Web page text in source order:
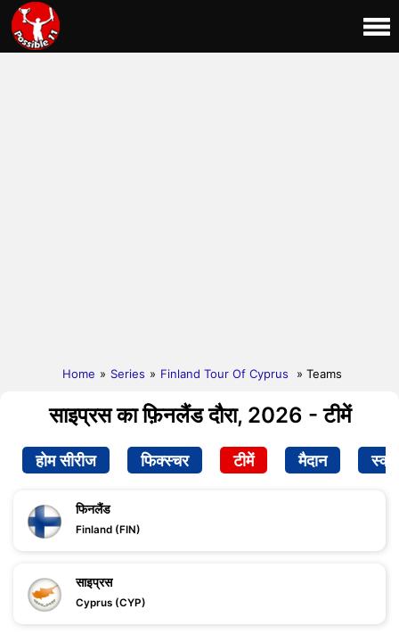
Home » Series » Finland Tour Of Cyprus » Teams
साइप्रस का फ़िनलैंड दौरा, 2026 - टीमें
होम सीरीज फिक्स्चर टीमें मैदान
फिनलैंड
Finland (FIN)
साइप्रस
Cyprus (CYP)